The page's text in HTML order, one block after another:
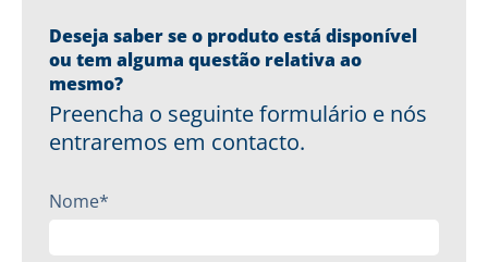
Deseja saber se o produto está disponível
ou tem alguma questão relativa ao
mesmo?
Preencha o seguinte formulário e nós
entraremos em contacto.
Nome*